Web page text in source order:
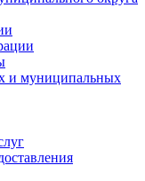
и муниципальных